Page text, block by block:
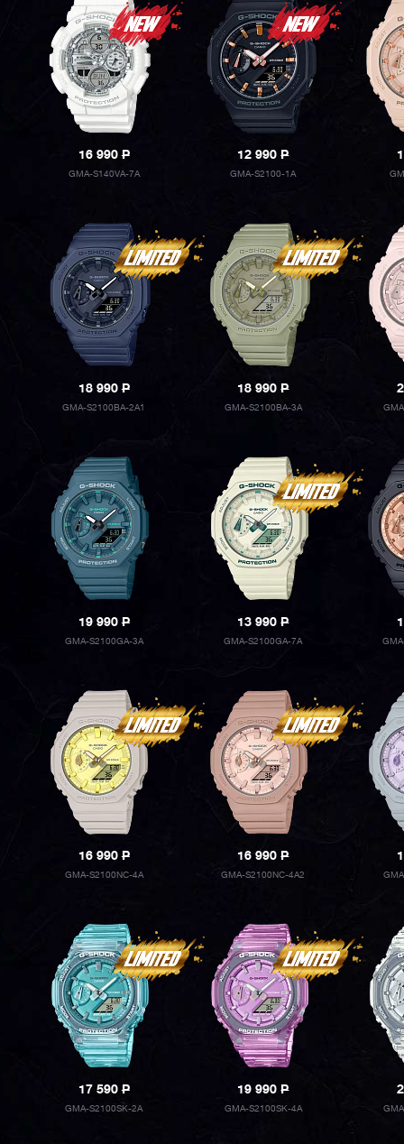
16 990P
GMA-S140VA-7A
12 990P
GMA-S2100-1A
18 990P
GMA-S2100BA-2A1
18 990P
GMA-S2100BA-3A
19 990P
GMA-S2100GA-3A
13 990P
GMA-S2100GA-7A
16 990P
GMA-S2100NC-4A
16 990P
GMA-S2100NC-4A2
17 590P
GMA-S2100SK-2A
19 990P
GMA-S2100SK-4A